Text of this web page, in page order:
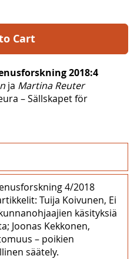
Cart
2018:4
ja Martina Reuter
– Sällskapet för
4/2018
Tuija Koivunen, Ei
käsityksiä
Joonas Kekkonen,
– poikien
säätely.